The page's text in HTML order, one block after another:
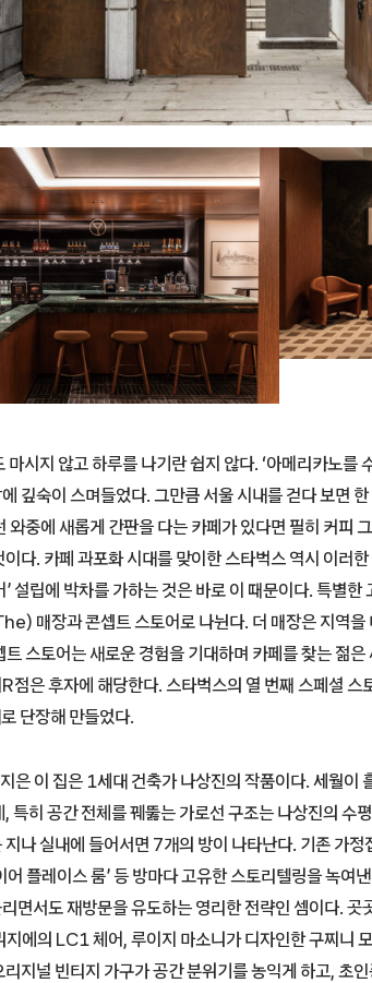
마시지 않고 하루를 나기란 쉽지 않다. ‘아메리카노를
깊숙이 스며들었다. 그만큼 서울 시내를 걷다 보면
와중에 새롭게 간판을 다는 카페가 있다면 필히 커피
이다. 카페 과포화 시대를 맞이한 스타벅스 역시 이러
’ 설립에 박차를 가하는 것은 바로 이 때문이다. 특별
매장과 콘셉트 스토어로 나뉜다. 더 매장은 지역을
트 스토어는 새로운 경험을 기대하며 카페를 찾는 젊
점은 후자에 해당한다. 스타벅스의 열 번째 스페셜 스
단장해 만들었다.
은 이 집은 1세대 건축가 나상진의 작품이다. 세월이
, 특히 공간 전체를 꿰뚫는 가로선 구조는 나상진의 수
나 실내에 들어서면 7개의 방이 나타난다. 기존 가정
어 플레이스 룸’ 등 방마다 고유한 스토리텔링을 녹여
면서도 재방문을 유도하는 영리한 전략인 셈이다. 곳
지에의 LC1 체어, 루이지 마소니가 디자인한 구찌니
리지널 빈티지 가구가 공간 분위기를 농익게 하고, 초